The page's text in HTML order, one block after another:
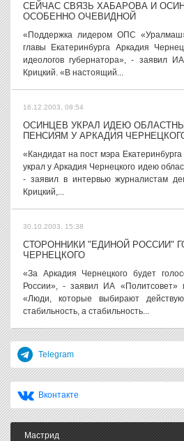
СЕЙЧАС СВЯЗЬ ХАБАРОВА И
ОСОБЕННО ОЧЕВИДНОЙ
«Поддержка лидером ОПС
главы Екатеринбурга Аркадия
идеологов губернатора», - заявил
Крицкий. «В настоящий...
16.12.2003, 08:54
ОСИНЦЕВ УКРАЛ ИДЕЮ
ПЕНСИЯМ У АРКАДИЯ
«Кандидат на пост мэра
украл у Аркадия Чернецкого идею
- заявил в интервью журналистам
Крицкий,...
30.10.2003, 15:38
СТОРОННИКИ "ЕДИНОЙ РОССИИ"
ЧЕРНЕЦКОГО
«За Аркадия Чернецкого будет
России», - заявил ИА «Политсовет»
«Люди, которые выбирают
стабильность, а стабильность...
Telegram
Вконтакте
Мастрид